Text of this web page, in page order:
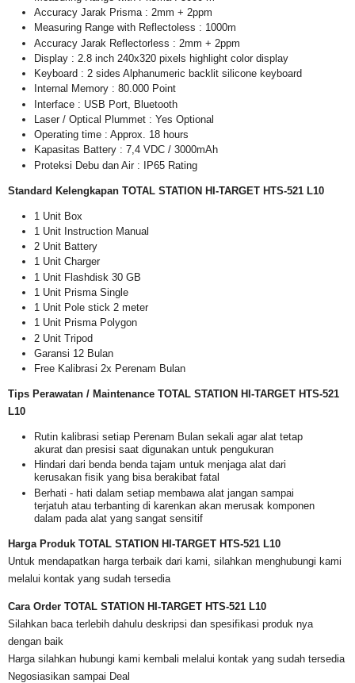
Accuracy Jarak Prisma : 2mm + 2ppm
Measuring Range with Reflectoless : 1000m
Accuracy Jarak Reflectorless : 2mm + 2ppm
Display : 2.8 inch 240x320 pixels highlight color display
Keyboard : 2 sides Alphanumeric backlit silicone keyboard
Internal Memory : 80.000 Point
Interface : USB Port, Bluetooth
Laser / Optical Plummet : Yes Optional
Operating time : Approx. 18 hours
Kapasitas Battery : 7,4 VDC / 3000mAh
Proteksi Debu dan Air : IP65 Rating
Standard Kelengkapan TOTAL STATION HI-TARGET HTS-521 L10
1 Unit Box
1 Unit Instruction Manual
2 Unit Battery
1 Unit Charger
1 Unit Flashdisk 30 GB
1 Unit Prisma Single
1 Unit Pole stick 2 meter
1 Unit Prisma Polygon
2 Unit Tripod
Garansi 12 Bulan
Free Kalibrasi 2x Perenam Bulan
Tips Perawatan / Maintenance TOTAL STATION HI-TARGET HTS-521
L10
Rutin kalibrasi setiap Perenam Bulan sekali agar alat tetap
akurat dan presisi saat digunakan untuk pengukuran
Hindari dari benda benda tajam untuk menjaga alat dari
kerusakan fisik yang bisa berakibat fatal
Berhati - hati dalam setiap membawa alat jangan sampai
terjatuh atau terbanting di karenkan akan merusak komponen
dalam pada alat yang sangat sensitif
Harga Produk TOTAL STATION HI-TARGET HTS-521 L10
Untuk mendapatkan harga terbaik dari kami, silahkan menghubungi kami
melalui kontak yang sudah tersedia
Cara Order TOTAL STATION HI-TARGET HTS-521 L10
Silahkan baca terlebih dahulu deskripsi dan spesifikasi produk nya
dengan baik
Harga silahkan hubungi kami kembali melalui kontak yang sudah tersedia
Negosiasikan sampai Deal